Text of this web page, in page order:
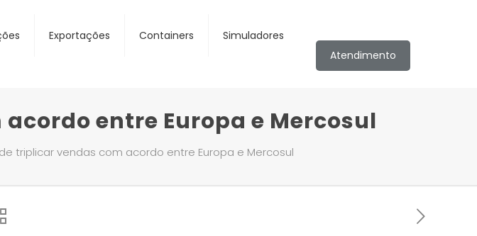
Exportações Containers
Simuladores
Atendimento
entre Europa e Mercosul
triplicar vendas com acordo entre Europa e Mercosul